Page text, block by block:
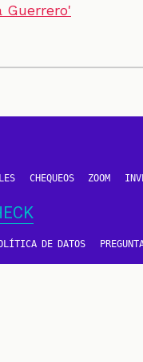
Guerrero'
CHEQUEOS ZOOM
DE DATOS